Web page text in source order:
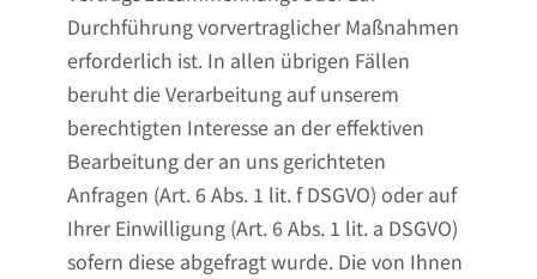
Durchführung vorvertraglicher Maßnahmen
erforderlich ist. In allen übrigen Fällen
beruht die Verarbeitung auf unserem
berechtigten Interesse an der effektiven
Bearbeitung der an uns gerichteten
Anfragen (Art. 6 Abs. 1 lit. f DSGVO) oder auf
Ihrer Einwilligung (Art. 6 Abs. 1 lit. a DSGVO)
sofern diese abgefragt wurde. Die von Ihnen